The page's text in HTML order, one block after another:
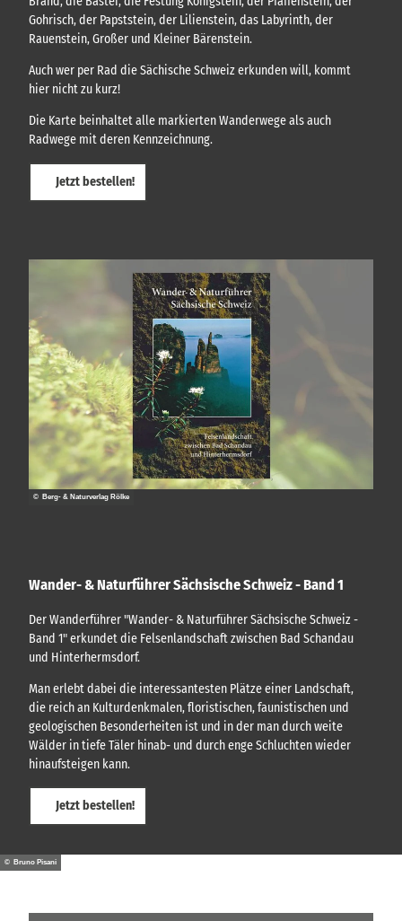
h
F
ü
r
u
g
e
Gohrisch, der Papststein, der Lilienstein, das Labyrinth, der
Rauenstein, Großer und Kleiner Bärenstein.
Auch wer per Rad die Sächische Schweiz erkunden will, kommt
hier nicht zu kurz!
Die Karte beinhaltet alle markierten Wanderwege als auch
Radwege mit deren Kennzeichnung.
Jetzt bestellen!
Wander- & Naturführer Sächsische Schweiz - Band 1
Der Wanderführer "Wander- & Naturführer Sächsische Schweiz -
Band 1" erkundet die Felsenlandschaft zwischen Bad Schandau
und Hinterhermsdorf.
Man erlebt dabei die interessantesten Plätze einer Landschaft,
die reich an Kulturdenkmalen, floristischen, faunistischen und
geologischen Besonderheiten ist und in der man durch weite
Wälder in tiefe Täler hinab- und durch enge Schluchten wieder
hinaufsteigen kann.
Jetzt bestellen!
© Berg- & Naturverlag Rölke
© Bruno Pisani